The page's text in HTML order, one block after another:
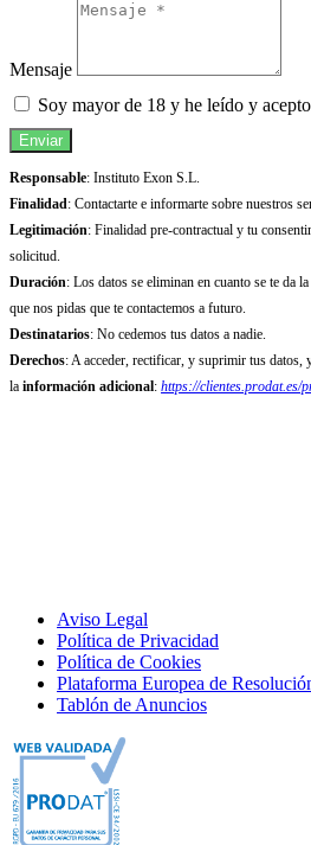
Mensaje
Soy mayor de 18 y he leído y
Enviar
Responsable: Instituto Exon S.L.
Finalidad: Contactarte e informarte sobre nuestros
Legitimación: Finalidad pre-contractual y tu
solicitud.
Duración: Los datos se eliminan en cuanto se te da
que nos pidas que te contactemos a futuro.
Destinatarios: No cedemos tus datos a nadie.
Derechos: A acceder, rectificar, y suprimir tus datos,
la información adicional: https://clientes.prodat.es/
Aviso Legal
Política de Privacidad
Política de Cookies
Plataforma Europea de
Tablón de Anuncios